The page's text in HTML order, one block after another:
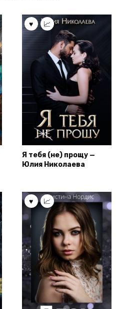
Я тебя (не) прощу —
Юлия Николаева